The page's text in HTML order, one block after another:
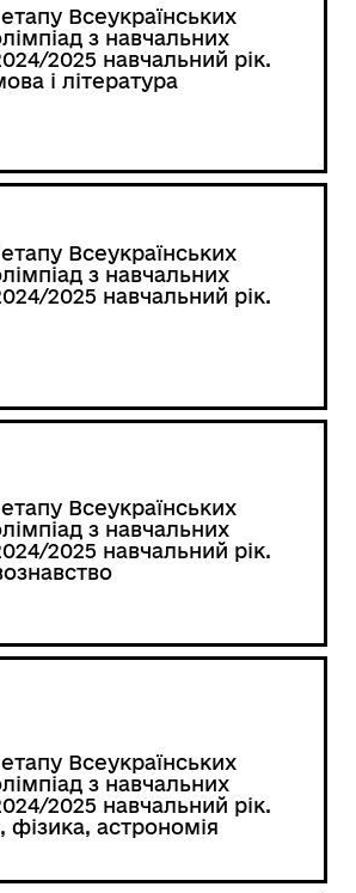
Всеукраїнських
з навчальних
2025 навчальний рік.
і література
Всеукраїнських
з навчальних
2025 навчальний рік.
Всеукраїнських
з навчальних
2025 навчальний рік.
Всеукраїнських
з навчальних
2025 навчальний рік.
астрономія